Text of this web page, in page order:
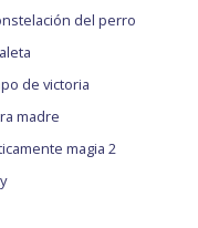
del perro
de victoria
madre
magia 2